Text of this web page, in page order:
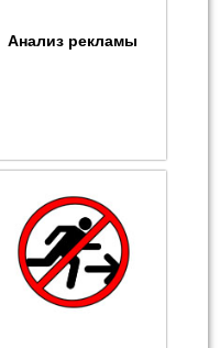
Анализ рекламы